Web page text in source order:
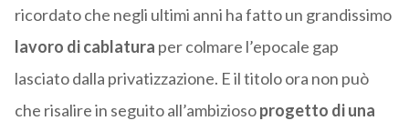
ricordato che negli ultimi anni ha fatto un grandissimo
lavoro di cablatura per colmare l’epocale gap
lasciato dalla privatizzazione. E il titolo ora non può
che risalire in seguito all’ambiziosoprogetto di una